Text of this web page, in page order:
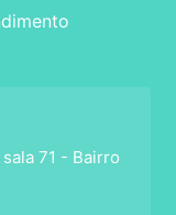
71 - Bairro